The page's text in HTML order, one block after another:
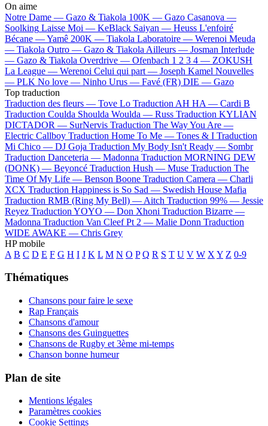
On aime
Notre Dame — Gazo & Tiakola 100K — Gazo Casanova —
Soolking Laisse Moi — KeBlack Saiyan — Heuss L'enfoiré
Bécane —Yamê 200K — Tiakola Laboratoire — Werenoi Meuda
— Tiakola Outro — Gazo & Tiakola Ailleurs — Josman Interlude
— Gazo & Tiakola Overdrive — Ofenbach 1 2 3 4 — ZOKUSH
La League — Werenoi Celui qui part — Joseph Kamel Nouvelles
— PLK No love — Ninho Urus — Favé (FR) DIE — Gazo
Top traduction
Traduction des fleurs — Tove Lo Traduction AH HA — Cardi B
Traduction Coulda Shoulda Woulda — Russ Traduction KYLIAN
DICTADOR — SurNervis Traduction The Way You Are —
Electric Callboy Traduction Home To Me — Tones & I Traduction
Mi Chico — DJ Goja Traduction My Body Isn't Ready — Sombr
Traduction Danceteria — Madonna Traduction MORNING DEW
(DONK) — Beyoncé Traduction Hush — Muse Traduction The
Time Of My Life — Benson Boone Traduction Camera — Charli
XCX Traduction Happiness is So Sad — Swedish House Mafia
Traduction RMB (Ring My Bell) — Aitch Traduction 99% — Jessie
Reyez Traduction YOYO — Don Xhoni Traduction Bizarre —
Madonna Traduction Van Cleef Pt 2 — Malie Donn Traduction
WIDE AWAKE — Chris Grey
HP mobile
A B C D E F G H I J K L M N O P Q R S T U V W X Y Z 0-9
Thématiques
Chansons pour faire le sexe
Rap Français
Chansons d'amour
Chansons des Guinguettes
Chansons de Rugby et 3ème mi-temps
Chanson bonne humeur
Plan de site
Mentions légales
Paramètres cookies
Cookie Settings